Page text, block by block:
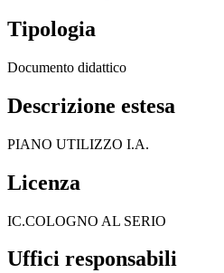
Tipologia
Documento didattico
Descrizione estesa
PIANO UTILIZZO I.A.
Licenza
IC.COLOGNO AL SERIO
Uffici responsabili